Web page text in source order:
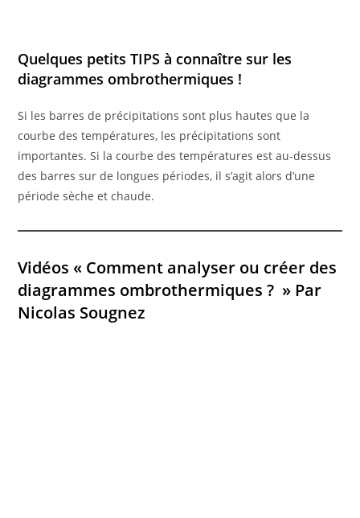
Quelques petits TIPS à connaître sur les
diagrammes ombrothermiques !
Si les barres de précipitations sont plus hautes que la
courbe des températures, les précipitations sont
importantes. Si la courbe des températures est au-dessus
des barres sur de longues périodes, il s’agit alors d’une
période sèche et chaude.
Vidéos « Comment analyser ou créer des
diagrammes ombrothermiques ? » Par
Nicolas Sougnez